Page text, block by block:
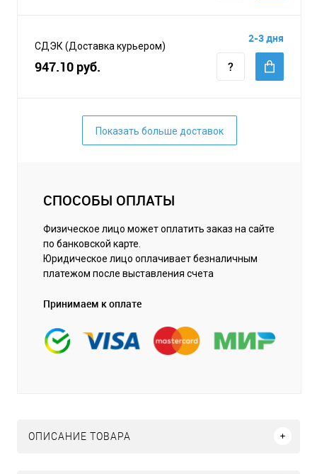
СДЭК (Доставка курьером)
947.10 руб.
2-3 дня
Показать больше доставок
СПОСОБЫ ОПЛАТЫ
Физическое лицо может оплатить заказ на сайте
по банковской карте.
Юридическое лицо оплачивает безналичным
платежом после выставления счета
Принимаем к оплате
ОПИСАНИЕ ТОВАРА